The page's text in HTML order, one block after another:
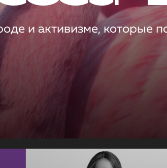
и активизме, которые